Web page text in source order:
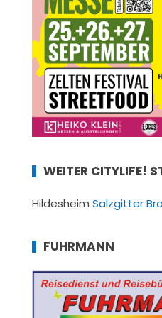
WEITER CITYLIFE!
Hildesheim Salzgitter
FUHRMANN